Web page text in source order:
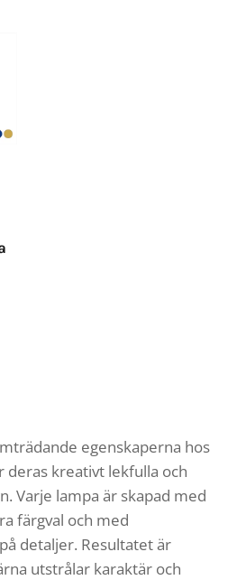
egenskaperna hos
deras kreativt lekfulla och
Varje lampa är skapad med
färgval och med
detaljer. Resultatet är
utstrålar karaktär och